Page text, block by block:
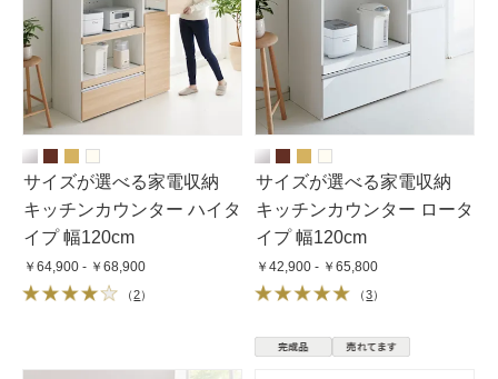
サイズが選べる家電収納
キッチンカウンター ハイタ
イプ 幅120cm
￥64,900 - ￥68,900
（2）
サイズが選べる家電収納
キッチンカウンター ロータ
イプ 幅120cm
￥42,900 - ￥65,800
（3）